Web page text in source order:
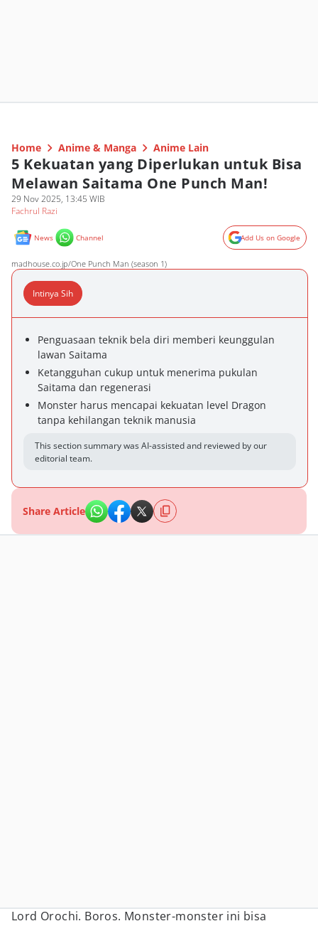
Home Anime & Manga Anime Lain
5 Kekuatan yang Diperlukan untuk Bisa
Melawan Saitama One Punch Man!
29 Nov 2025, 13:45 WIB
Fachrul Razi
News Channel Add Us on Google
madhouse.co.jp/One Punch Man (season 1)
Intinya Sih
Penguasaan teknik bela diri memberi keunggulan
lawan Saitama
Ketangguhan cukup untuk menerima pukulan
Saitama dan regenerasi
Monster harus mencapai kekuatan level Dragon
tanpa kehilangan teknik manusia
This section summary was AI-assisted and reviewed by our
editorial team.
Share Article
Lord Orochi. Boros. Monster-monster ini bisa